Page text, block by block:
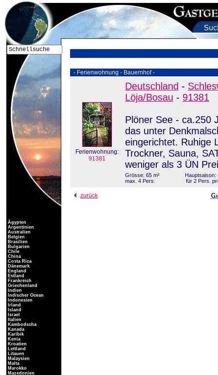
- Ferienwohnung - Bauernhof -
Ferienwohnung:
91381
Deutschland -
Löja/Bosau - 91381
Plöner See - ca.250
das unter
eingerichtet. Ruhige
Trockner, Sauna,
weniger als 3 ÜN
Grösse: 65 m²
max. 4 Pers.
Hauptsaison:
für 2 Pers.
zurück
Ägypten
Argentinien
Australien
Belgien
Brasilien
Bulgarien
Chile
China
Costa Rica
Dänemark
England
Estland
Frankreich
Griechenland
Indien
Indischer Ocean
Indonesien
Irland
Island
Israel
Italien
Kambodscha
Kanada
Karibik
Kenia
Kroatien
Lettland
Litauen
Malaysien
Malta
Marokko
Mazedonien